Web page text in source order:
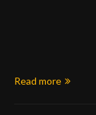
Read more